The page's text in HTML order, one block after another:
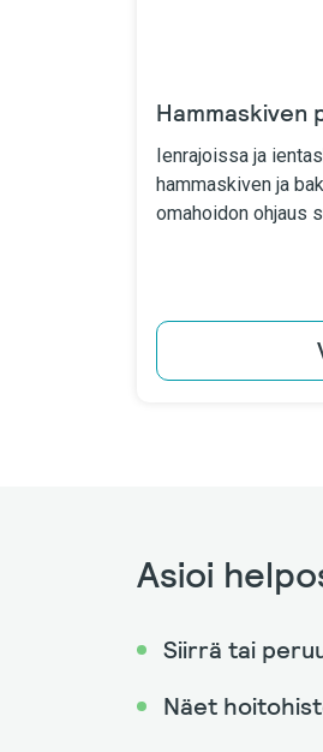
Hammaskiven
Ienrajoissa ja
hammaskiven ja
omahoidon ohjaus
Asioi
Siirrä tai
Näet